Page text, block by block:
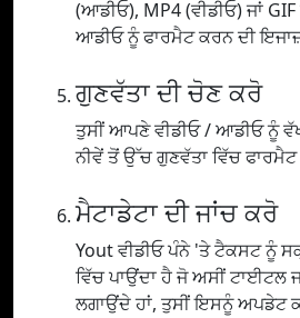
(ਆਡੀਓ), MP4 (ਵੀਡੀਓ) ਜਾਂ
ਆਡੀਓ ਨੂੰ ਫਾਰਮੈਟ ਕਰਨ ਦੀ
ਗੁਣਵੱਤਾ ਦੀ ਚੋਣ ਕਰੋ
ਤੁਸੀਂ ਆਪਣੇ ਵੀਡੀਓ / ਆਡੀਓ ਨੂੰ
ਨੀਵੇਂ ਤੋਂ ਉੱਚ ਗੁਣਵੱਤਾ ਵਿੱਚ
ਮੈਟਾਡੇਟਾ ਦੀ ਜਾਂਚ ਕਰੋ
Yout ਵੀਡੀਓ ਪੰਨੇ 'ਤੇ ਟੈਕਸਟ ਨੂੰ
ਵਿੱਚ ਪਾਉਂਦਾ ਹੈ ਜੋ ਅਸੀਂ ਟਾਈਟਲ
ਲਗਾਉਂਦੇ ਹਾਂ, ਤੁਸੀਂ ਇਸਨੂੰ ਅਪਡੇਟ